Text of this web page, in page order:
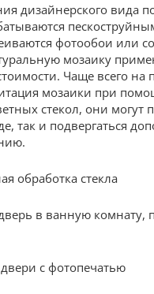
дизайнерского вида
фотообои или
мозаику
Чаще всего на
мозаики при
стекол, они могут
так и подвергаться
обработка стекла
в ванную комнату,
с фотопечатью